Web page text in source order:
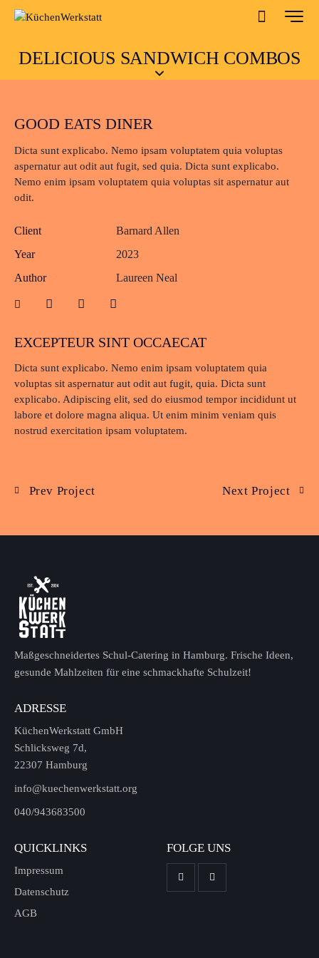
DELICIOUS SANDWICH COMBOS
EXCEPTEUR SINT OCCAECAT
Dicta sunt explicabo. Nemo enim ipsam voluptatem quia
voluptas sit aspernatur aut odit aut fugit, quia. Dicta sunt
explicabo. Adipiscing elit, sed do eiusmod tempor incididunt ut
labore et dolore magna aliqua. Ut enim minim veniam quis
nostrud exercitation ipsam voluptatem.
GOOD EATS DINER
Dicta sunt explicabo. Nemo ipsam voluptatem quia voluptas
aspernatur aut odit aut fugit, sed quia. Dicta sunt explicabo.
Nemo enim ipsam voluptatem quia voluptas sit aspernatur aut
odit.
Client
Barnard Allen
Year
2023
Author
Laureen Neal
Prev Project Next Project
Maßgeschneidertes Schul-Catering in Hamburg. Frische Ideen,
gesunde Mahlzeiten für eine schmackhafte Schulzeit!
ADRESSE
KüchenWerkstatt GmbH
Schlicksweg 7d,
22307 Hamburg
info@kuechenwerkstatt.org
040/943683500
QUICKLINKS
Impressum
Datenschutz
AGB
FOLGE UNS